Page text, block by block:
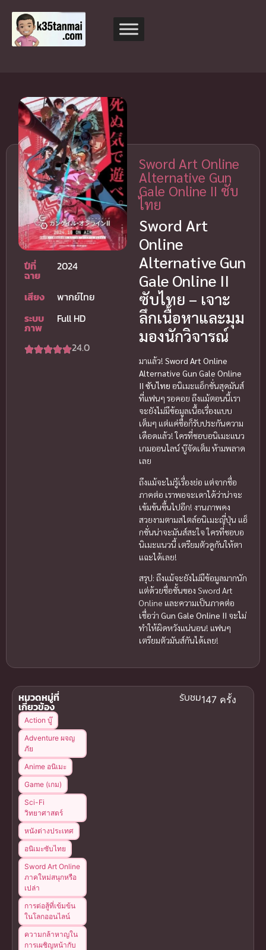
ปีที่
ฉาย
2024
เสียง
พากย์ไทย
ระบบ
ภาพ
Full HD
24.0
Sword Art Online
Alternative Gun
Gale Online II ซับ
ไทย
Sword Art
Online
Alternative Gun
Gale Online II
ซับไทย – เจาะ
ลึกเนื้อหาและมุม
มองนักวิจารณ์
มาแล้ว! Sword Art Online
Alternative Gun Gale Online
II ซับไทย อนิเมะแอ็กชั่นสุดมันส์
ที่แฟนๆ รอคอย ถึงแม้ตอนนี้เรา
จะยังไม่มีข้อมูลเนื้อเรื่องแบบ
เต็มๆ แต่แค่ชื่อก็รับประกันความ
เดือดแล้ว! ใครที่ชอบอนิเมะแนว
เกมออนไลน์ บู๊จัดเต็ม ห้ามพลาด
เลย
ถึงแม้จะไม่รู้เรื่องย่อ แต่จากชื่อ
ภาคต่อ เราพอจะเดาได้ว่าน่าจะ
เข้มข้นขึ้นไปอีก! งานภาพคง
สวยงามตามสไตล์อนิเมะญี่ปุ่น แอ็
กชั่นน่าจะมันส์สะใจ ใครที่ชอบอ
นิเมะแนวนี้ เตรียมตัวดูกันให้ตา
แฉะได้เลย!
สรุป: ถึงแม้จะยังไม่มีข้อมูลมากนัก
แต่ด้วยชื่อชั้นของ Sword Art
Online และความเป็นภาคต่อ
เชื่อว่า Gun Gale Online II จะไม่
ทำให้ผิดหวังแน่นอน! แฟนๆ
เตรียมตัวมันส์กันได้เลย!
รับชม147 ครั้ง
หมวดหมู่ที่
เกี่ยวข้อง
Action บู๊
Adventure ผจญ
ภัย
Anime อนิเมะ
Game (เกม)
Sci-Fi
วิทยาศาสตร์
หนังต่างประเทศ
อนิเมะซับไทย
Sword Art Online
ภาคใหม่สนุกหรือ
เปล่า
การต่อสู้ที่เข้มข้น
ในโลกออนไลน์
ความกล้าหาญใน
การเผชิญหน้ากับ